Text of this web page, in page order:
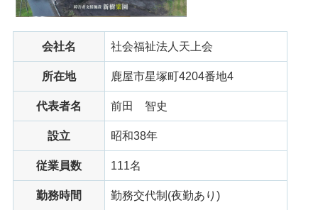
会社名 社会福祉法人天上会
所在地 鹿屋市星塚町4204番地4
代表者名 前田 智史
設立 昭和38年
従業員数 111名
勤務時間 勤務交代制(夜勤あり)